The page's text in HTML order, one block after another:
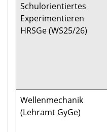
Schulorientiertes
Experimentieren
HRSGe (WS25/26)
Wellenmechanik
(Lehramt GyGe)